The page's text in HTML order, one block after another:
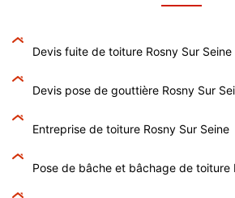
Devis fuite de toiture Rosny Sur Seine
Devis pose de gouttière Rosny Sur
Entreprise de toiture Rosny Sur Seine
Pose de bâche et bâchage de toiture